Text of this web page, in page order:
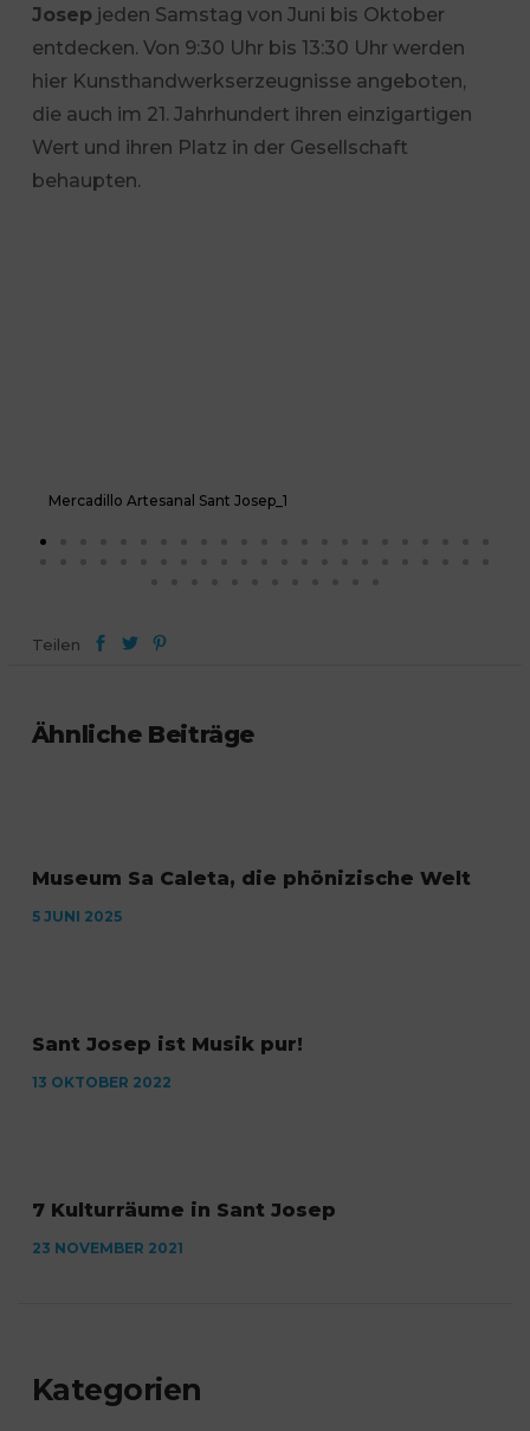
Josep jeden Samstag von Juni bis Oktober
entdecken. Von 9:30 Uhr bis 13:30 Uhr werden
hier Kunsthandwerkserzeugnisse angeboten,
die auch im 21. Jahrhundert ihren einzigartigen
Wert und ihren Platz in der Gesellschaft
behaupten.
Mercadillo Artesanal Sant Josep_1
Teilen
Ähnliche Beiträge
Museum Sa Caleta, die phönizische Welt
5 JUNI 2025
Sant Josep ist Musik pur!
13 OKTOBER 2022
7 Kulturräume in Sant Josep
23 NOVEMBER 2021
Kategorien